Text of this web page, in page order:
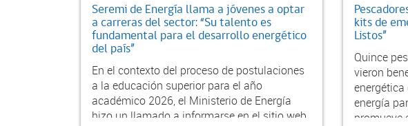
Seremi de Energía llama a jóvenes a optar
a carreras del sector: “Su talento es
fundamental para el desarrollo energético
del país”
En el contexto del proceso de postulaciones
a la educación superior para el año
académico 2026, el Ministerio de Energía
hizo un llamado a informarse en el sitio web
kits de
Listos”
Quince
vieron
energética
energía
promueve